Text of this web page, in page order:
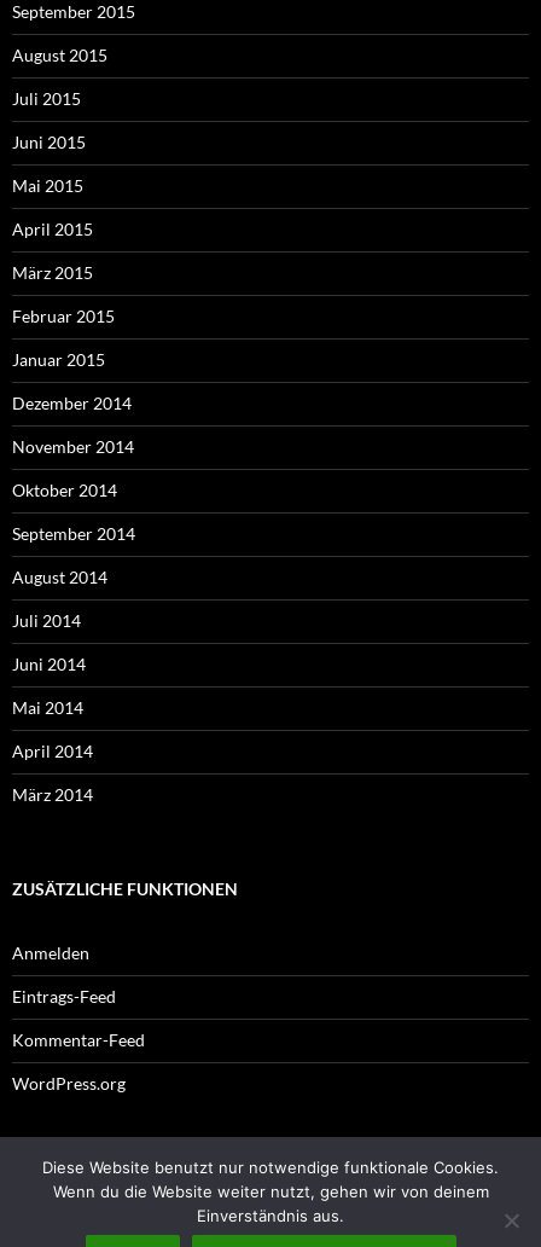
September 2015
August 2015
Juli 2015
Juni 2015
Mai 2015
April 2015
März 2015
Februar 2015
Januar 2015
Dezember 2014
November 2014
Oktober 2014
September 2014
August 2014
Juli 2014
Juni 2014
Mai 2014
April 2014
März 2014
ZUSÄTZLICHE FUNKTIONEN
Anmelden
Eintrags-Feed
Kommentar-Feed
WordPress.org
Impressum
Diese Website benutzt nur notwendige funktionale Cookies.
Wenn du die Website weiter nutzt, gehen wir von deinem
Einverständnis aus.